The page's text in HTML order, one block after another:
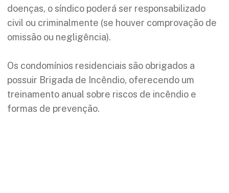
doenças, o síndico poderá ser responsabilizado
civil ou criminalmente (se houver comprovação de
omissão ou negligência).
Os condomínios residenciais são obrigados a
possuir Brigada de Incêndio, oferecendo um
treinamento anual sobre riscos de incêndio e
formas de prevenção.